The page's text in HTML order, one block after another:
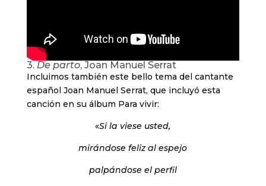
3. De parto, Joan Manuel Serrat
Incluimos también este bello tema del cantante
español Joan Manuel Serrat, que incluyó esta
canción en su álbum Para vivir:
«Si la viese usted,
mirándose feliz al espejo
palpándose el perfil